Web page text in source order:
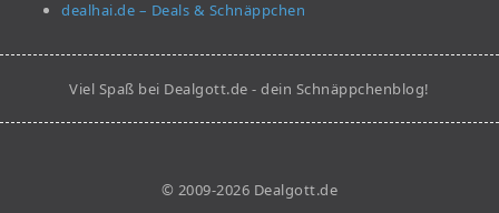
dealhai.de – Deals & Schnäppchen
Viel Spaß bei Dealgott.de - dein Schnäppchenblog!
© 2009-2026 Dealgott.de